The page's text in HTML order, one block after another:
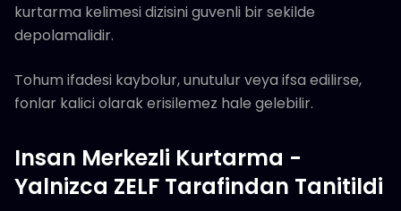
kurtarma kelimesi dizisini guvenli bir sekilde
depolamalidir.
Tohum ifadesi kaybolur, unutulur veya ifsa edilirse,
fonlar kalici olarak erisilemez hale gelebilir.
Insan Merkezli Kurtarma -
Yalnizca ZELF Tarafindan Tanitildi